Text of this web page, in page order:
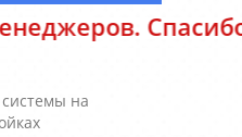
Спасибо за
на